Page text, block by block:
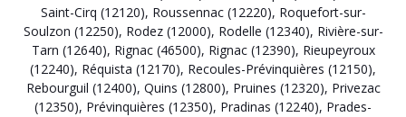
Saint-Cirq (12120), Roussennac (12220), Roquefort-sur-
Soulzon (12250), Rodez (12000), Rodelle (12340), Rivière-sur-
Tarn (12640), Rignac (46500), Rignac (12390), Rieupeyroux
(12240), Réquista (12170), Recoules-Prévinquières (12150),
Rebourguil (12400), Quins (12800), Pruines (12320), Privezac
(12350), Prévinquières (12350), Pradinas (12240), Prades-